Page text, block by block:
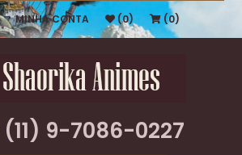
MINHA CONTA (0) (0)
(11) 9-7086-0227